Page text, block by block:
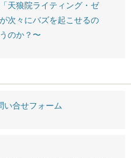
天狼院ライティング・ゼ
次々にバズを起こせるの
のか？〜
い合せフォーム